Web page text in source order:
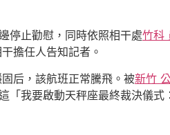
停止勸慰，同時依照相干處竹科
擔任人告知記者。
后，該航班正常騰飛。被新竹
「我要啟動天秤座最終裁決儀